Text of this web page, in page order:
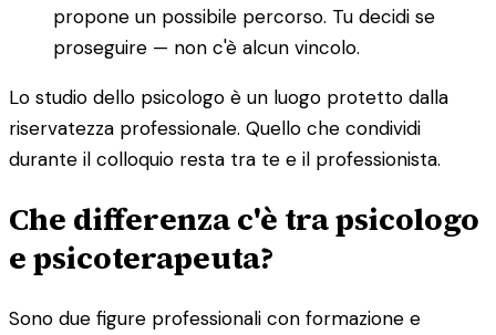
propone un possibile percorso. Tu decidi se
proseguire — non c'è alcun vincolo.
Lo studio dello psicologo è un luogo protetto dalla
riservatezza professionale. Quello che condividi
durante il colloquio resta tra te e il professionista.
Che differenza c'è tra psicologo
e psicoterapeuta?
Sono due figure professionali con formazione e